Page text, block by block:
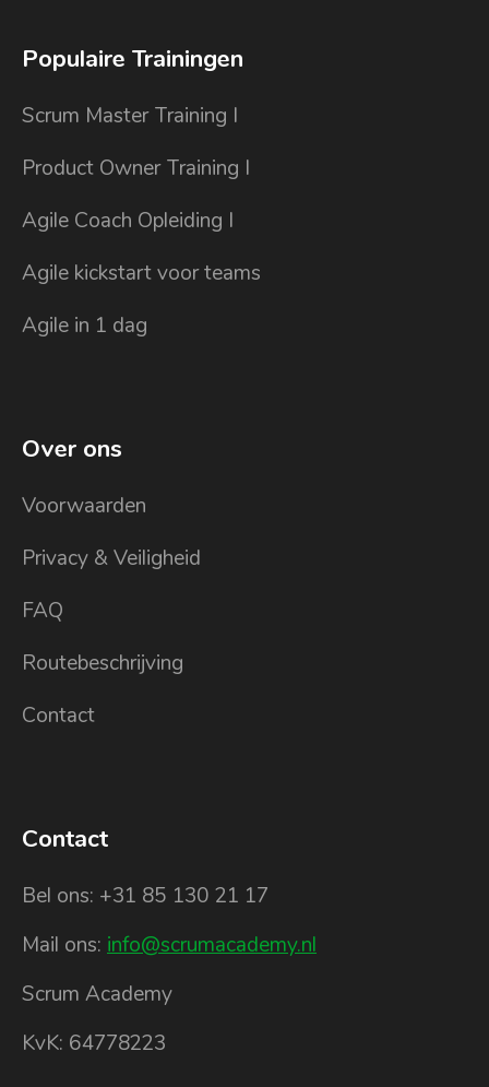
Populaire Trainingen
Scrum Master Training I
Product Owner Training I
Agile Coach Opleiding I
Agile kickstart voor teams
Agile in 1 dag
Over ons
Voorwaarden
Privacy & Veiligheid
FAQ
Routebeschrijving
Contact
Contact
Bel ons: +31 85 130 21 17
Mail ons: info@scrumacademy.nl
Scrum Academy
KvK: 64778223